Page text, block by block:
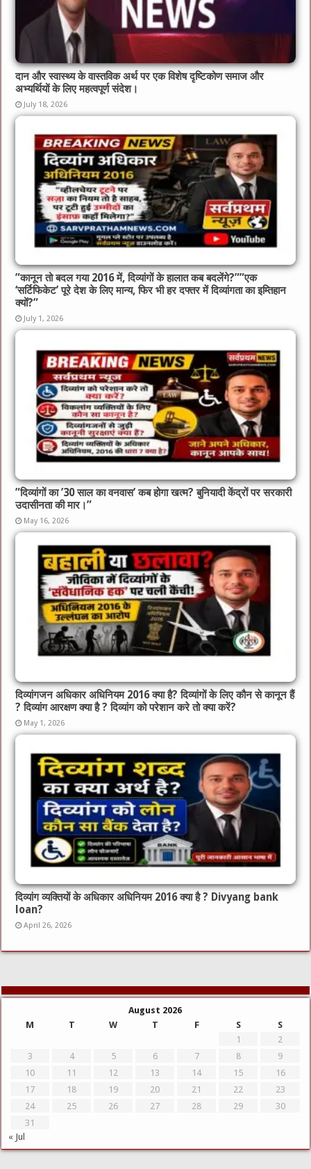
दान और स्वास्थ्य के वास्तविक अर्थ पर एक विशेष दृष्टिकोण समाज और
अभ्यर्थियों के लिए महत्वपूर्ण संदेश।
July 18, 2026
​”कानून तो बदल गया 2016 में, दिव्यांगों के हालात कब बदलेंगे?”​”एक
‘सर्टिफिकेट’ पूरे देश के लिए मान्य, फिर भी हर दफ्तर में दिव्यांगता का इम्तिहान
क्यों?”
July 1, 2026
​”दिव्यांगों का ’30 साल का वनवास’ कब होगा खत्म? बुनियादी केंद्रों पर सरकारी
उदासीनता की मार।”
May 16, 2026
दिव्यांगजन अधिकार अधिनियम 2016 क्या है? दिव्यांगों के लिए कौन से कानून हैं
? दिव्यांग आरक्षण क्या है ? दिव्यांग को परेशान करे तो क्या करें?
May 1, 2026
दिव्यांग व्यक्तियों के अधिकार अधिनियम 2016 क्या है ? Divyang bank
loan?
April 26, 2026
August 2026
M
T W T F S
S
1
2
3
4 5 6 7 8
9
10
11 12 13 14 15
16
17
18 19 20 21 22
23
24
25 26 27 28 29
30
31
« Jul